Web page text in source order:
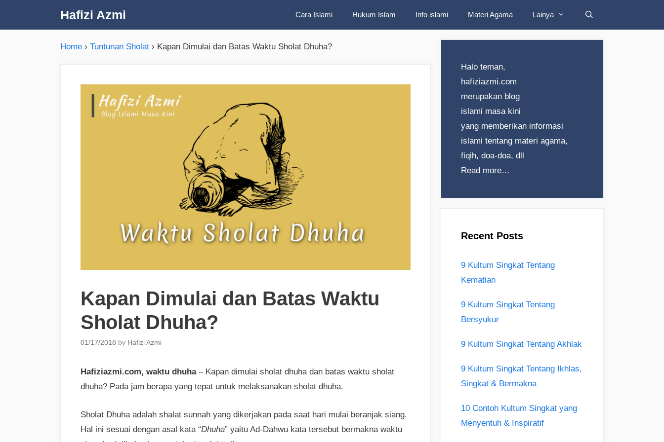
Hafizi Azmi Cara Islami Hukum Islam Info islami Materi Agama Lainya
Home › Tuntunan Sholat › Kapan Dimulai dan Batas Waktu Sholat Dhuha?
Kapan Dimulai dan Batas Waktu
Sholat Dhuha?
01/17/2018 by Hafizi Azmi
Hafiziazmi.com, waktu dhuha– Kapan dimulai sholat dhuha dan batas waktu sholat
dhuha? Pada jam berapa yang tepat untuk melaksanakan sholat dhuha.
Sholat Dhuha adalah shalat sunnah yang dikerjakan pada saat hari mulai beranjak siang.
Hal ini sesuai dengan asal kata “Dhuha” yaitu Ad-Dahwu kata tersebut bermakna waktu
Halo teman,
hafiziazmi.com
merupakan blog
islami masa kini
yang memberikan informasi
islami tentang materi agama,
fiqih, doa-doa, dll
Read more…
Recent Posts
9 Kultum Singkat Tentang
Kematian
9 Kultum Singkat Tentang
Bersyukur
9 Kultum Singkat Tentang Akhlak
9 Kultum Singkat Tentang Ikhlas,
Singkat & Bermakna
10 Contoh Kultum Singkat yang
Menyentuh & Inspiratif